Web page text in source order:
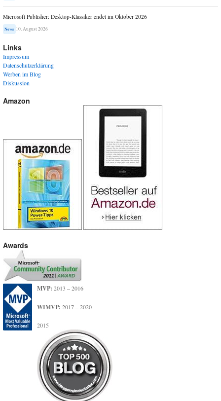
Microsoft Publisher: Desktop-Klassiker endet im Oktober 2026
News 10. August 2026
Links
Impressum
Datenschutzerklärung
Werben im Blog
Diskussion
Amazon
Awards
MVP: 2013 – 2016
WIMVP: 2017 – 2020
2015